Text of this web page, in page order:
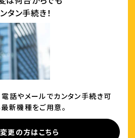
タン手続き！
話やメールでカンタン手続き可
新機種をご用意。
更の方はこちら